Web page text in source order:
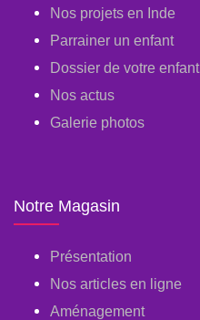
Nos projets en Inde
Parrainer un enfant
Dossier de votre enfant
Nos actus
Galerie photos
Notre Magasin
Présentation
Nos articles en ligne
Aménagement